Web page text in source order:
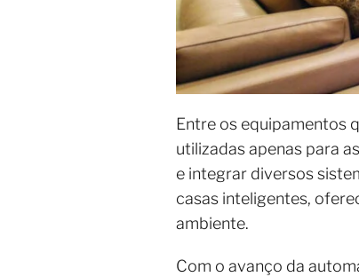
Entre os equipamentos
utilizadas apenas para
e integrar diversos
casas inteligentes,
ambiente.
Com o avanço da